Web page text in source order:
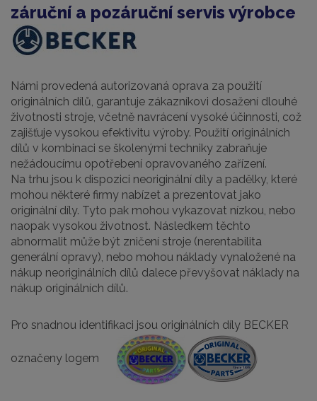
záruční a pozáruční servis výrobce
Námi provedená autorizovaná oprava za použití
originálních dílů, garantuje zákazníkovi dosažení dlouhé
životnosti stroje, včetně navrácení vysoké účinnosti, což
zajišťuje vysokou efektivitu výroby. Použití originálních
dílů v kombinaci se školenými techniky zabraňuje
nežádoucímu opotřebení opravovaného zařízení.
Na trhu jsou k dispozici neoriginální díly a padělky, které
mohou některé firmy nabízet a prezentovat jako
originální díly. Tyto pak mohou vykazovat nízkou, nebo
naopak vysokou životnost. Následkem těchto
abnormalit může být zničení stroje (nerentabilita
generální opravy), nebo mohou náklady vynaložené na
nákup neoriginálních dílů dalece převyšovat náklady na
nákup originálních dílů.
Pro snadnou identifikaci jsou originálních díly BECKER
označeny logem